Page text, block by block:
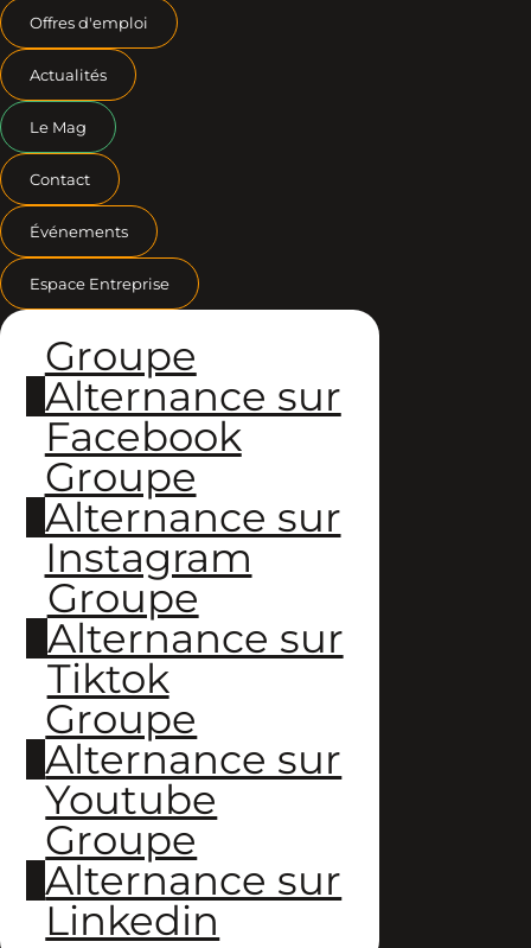
Offres d'emploi
Actualités
Le Mag
Contact
Événements
Espace Entreprise
Groupe
Alternance sur
Facebook
Groupe
Alternance sur
Instagram
Groupe
Alternance sur
Tiktok
Groupe
Alternance sur
Youtube
Groupe
Alternance sur
Linkedin